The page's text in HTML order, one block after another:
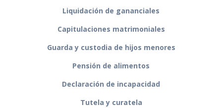
Liquidación de gananciales
Capitulaciones matrimoniales
Guarda y custodia de hijos menores
Pensión de alimentos
Declaración de incapacidad
Tutela y curatela